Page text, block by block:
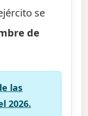
se
de
las
2026.